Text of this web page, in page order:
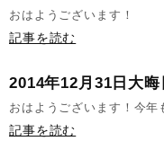
おはようございます！
記事を読む
2014年12月31日大
おはようございます！今年
記事を読む